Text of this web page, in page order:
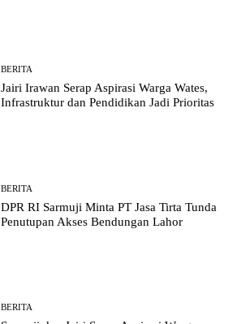
BERITA
Jairi Irawan Serap Aspirasi Warga Wates,
Infrastruktur dan Pendidikan Jadi Prioritas
BERITA
DPR RI Sarmuji Minta PT Jasa Tirta Tunda
Penutupan Akses Bendungan Lahor
BERITA